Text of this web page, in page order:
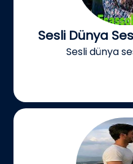
Sesli Dünya
Sesli dünya